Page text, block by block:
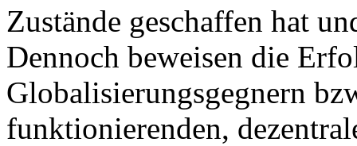
Zustände geschaffen hat
Dennoch beweisen die
Globalisierungsgegnern
funktionierenden,